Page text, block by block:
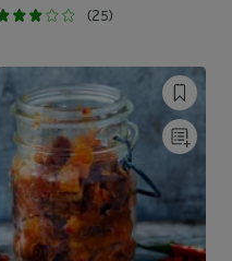
(25)